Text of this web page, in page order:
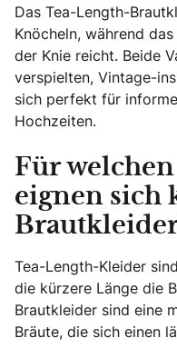
Das Tea-Length-
Knöcheln, während
der Knie reicht. Beide
verspielten, Vintage-
sich perfekt für
Hochzeiten.
Für
eignen sich
Tea-Length-Kleider
die kürzere Länge die
Brautkleider sind eine
Bräute, die sich einen